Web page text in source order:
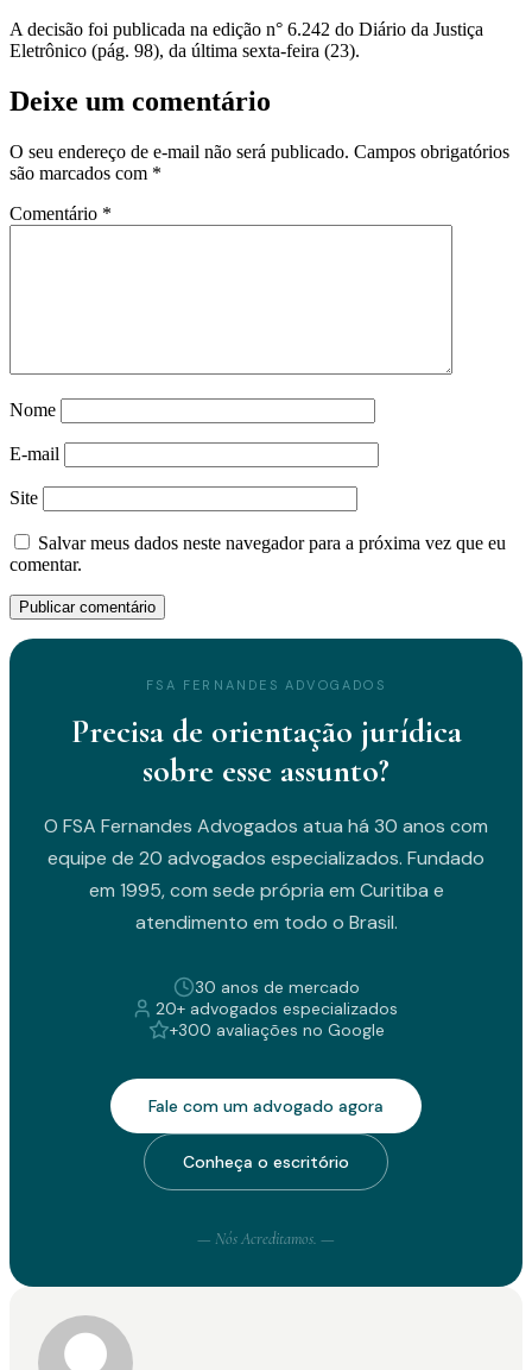
A decisão foi publicada na edição n° 6.242 do Diário da Justiça
Eletrônico (pág. 98), da última sexta-feira (23).
Deixe um comentário
O seu endereço de e-mail não será publicado. Campos obrigatórios
são marcados com *
Comentário *
Nome
E-mail
Site
Salvar meus dados neste navegador para a próxima vez que eu
comentar.
FSA FERNANDES ADVOGADOS
Precisa de orientação jurídica
sobre esse assunto?
O FSA Fernandes Advogados atua há 30 anos com
equipe de 20 advogados especializados. Fundado
em 1995, com sede própria em Curitiba e
atendimento em todo o Brasil.
30 anos de mercado
20+ advogados especializados
+300 avaliações no Google
Fale com um advogado agora
Conheça o escritório
— Nós Acreditamos. —